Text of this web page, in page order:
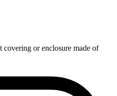
covering or enclosure made of